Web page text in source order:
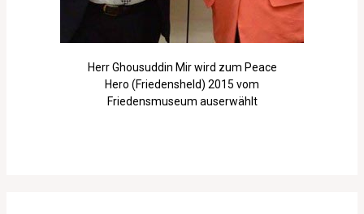
Herr Ghousuddin Mir wird zum Peace
Hero (Friedensheld) 2015 vom
Friedensmuseum auserwählt